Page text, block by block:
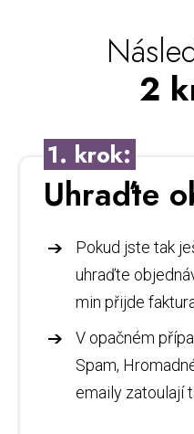
2
1. krok:
Uhraďte
Pokud jste tak
uhraďte
min přijde
V opačném
Spam,
emaily zatoulají